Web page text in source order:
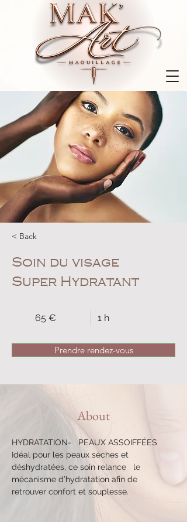
< Back
Soin du visage
Super Hydratant
65 € 1 h
Prendre rendez-vous
About
HYDRATATION-   PEAUX ASSOIFFÉES
Idéal pour les peaux sèches et
déshydratées, ce soin relance   le
mécanisme d’hydratation afin de
retrouver confort et souplesse.